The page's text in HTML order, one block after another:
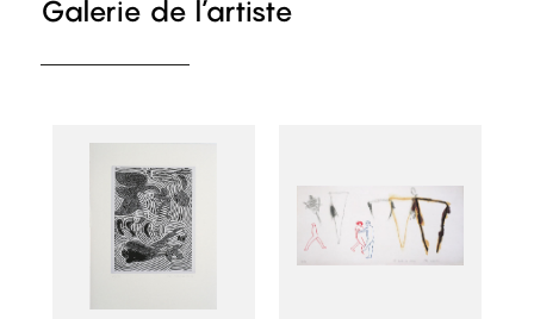
Galerie de l’artiste